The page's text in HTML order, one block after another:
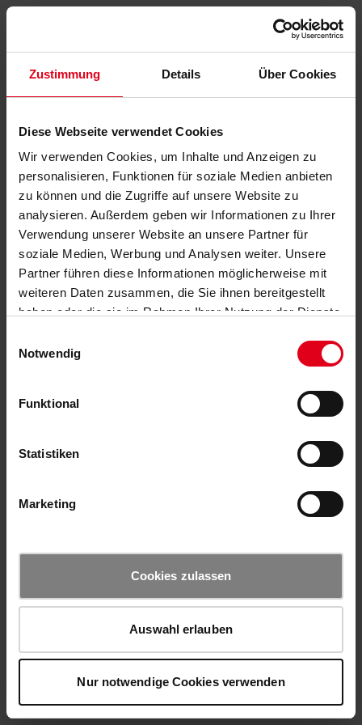
Zustimmung Details Über Cookies
Diese Webseite verwendet Cookies
Wir verwenden Cookies, um Inhalte und Anzeigen zu
personalisieren, Funktionen für soziale Medien anbieten
zu können und die Zugriffe auf unsere Website zu
analysieren. Außerdem geben wir Informationen zu Ihrer
Verwendung unserer Website an unsere Partner für
soziale Medien, Werbung und Analysen weiter. Unsere
Partner führen diese Informationen möglicherweise mit
weiteren Daten zusammen, die Sie ihnen bereitgestellt
haben oder die sie im Rahmen Ihrer Nutzung der Dienste
Notwendig
Funktional
Statistiken
Marketing
Cookies zulassen
Auswahl erlauben
Nur notwendige Cookies verwenden